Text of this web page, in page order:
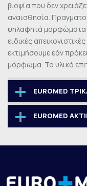
βιοψία που δεν
αναισθησία.
ψηλαφητά μορφώματα
ειδικές
εκτιμήσουμε εάν
μόρφωμα. Το υλικό
EUROMED
EUROMED